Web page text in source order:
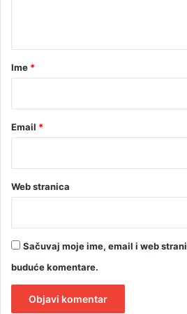
o
u
r
u
rIme *
Email *
Web stranica
Sačuvaj moje ime, email i web
buduće komentare.